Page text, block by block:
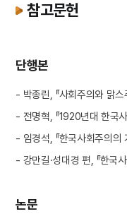
참고문헌
단행본
- 박종린, 『사회주의와 맑
- 전명혁, 『1920년대 한국
- 임경석, 『한국사회주의
- 강만길·성대경 편, 『한국
논문